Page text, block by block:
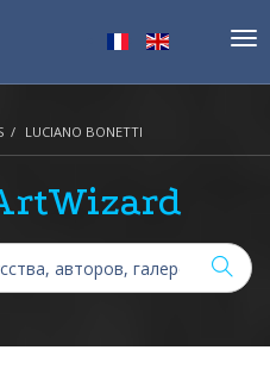
LUCIANO BONETTI